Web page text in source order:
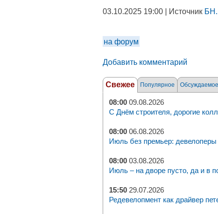
03.10.2025 19:00 | Источник
на форум
Добавить комментарий
Свежее Популярное Обсуждаемое
08:00 09.08.2026
С Днём строителя, дорогие
08:00 06.08.2026
Июль без премьер: девелоперы
08:00 03.08.2026
Июль – на дворе пусто, да и в
15:50 29.07.2026
Редевелопмент как драйвер